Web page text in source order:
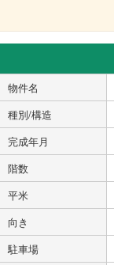
物件名
種別/構造
完成年月
階数
平米
向き
駐車場